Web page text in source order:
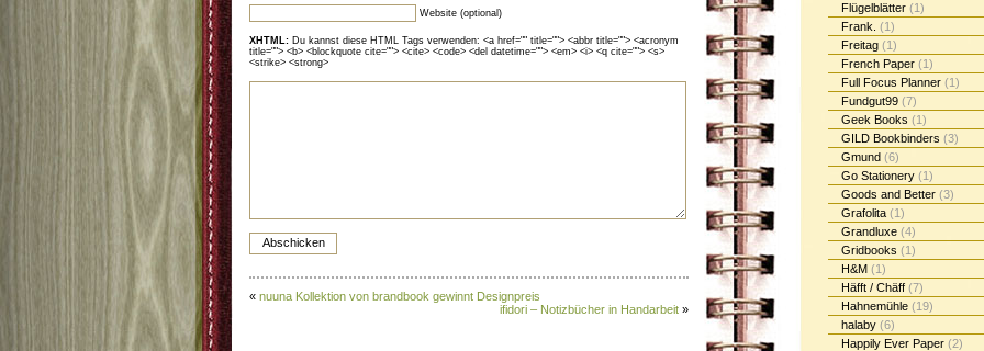
Flügelblätter (1)
Frank. (1)
Freitag (1)
French Paper (1)
Full Focus Planner (1)
Fundgut99 (7)
Geek Books (1)
GILD Bookbinders (3)
Gmund (6)
Go Stationery (1)
Goods and Better (3)
Grafolita (1)
Grandluxe (4)
Gridbooks (1)
H&M (1)
Häfft / Chäff (7)
Hahnemühle (19)
halaby (6)
Happily Ever Paper (2)
Website (optional)
XHTML: Du kannst diese HTML Tags verwenden: <a href="" title=""> <abbr title=""> <acronym
title=""> <b> <blockquote cite=""> <cite> <code> <del datetime=""> <em> <i> <q cite=""> <s>
<strike> <strong>
« nuuna Kollektion von brandbook gewinnt Designpreis
ifidori – Notizbücher in Handarbeit »